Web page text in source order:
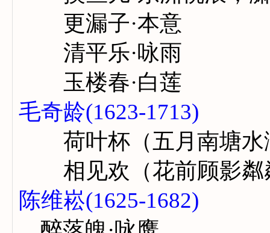
更漏子·本意
清平乐·咏雨
玉楼春·白莲
毛奇龄(1623-1713)
荷叶杯（五月南塘水
相见欢（花前顾影粼
陈维崧(1625-1682)